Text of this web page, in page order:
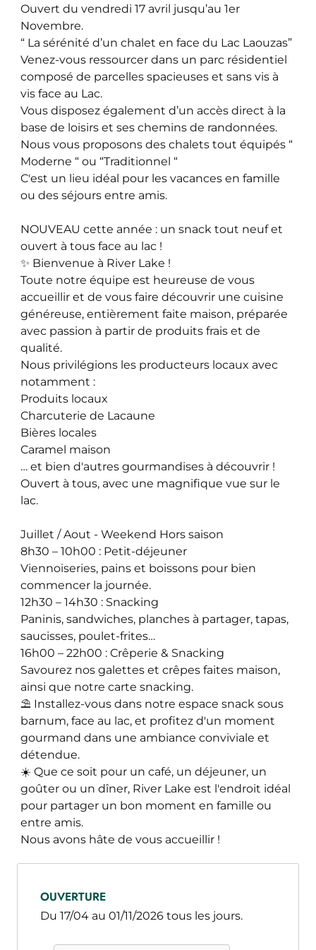
Ouvert du vendredi 17 avril jusqu’au 1er
Novembre.
“ La sérénité d’un chalet en face du Lac Laouzas”
Venez-vous ressourcer dans un parc résidentiel
composé de parcelles spacieuses et sans vis à
vis face au Lac.
Vous disposez également d’un accès direct à la
base de loisirs et ses chemins de randonnées.
Nous vous proposons des chalets tout équipés “
Moderne “ ou “Traditionnel “
C'est un lieu idéal pour les vacances en famille
ou des séjours entre amis.
NOUVEAU cette année : un snack tout neuf et
ouvert à tous face au lac !
✨ Bienvenue à River Lake !
Toute notre équipe est heureuse de vous
accueillir et de vous faire découvrir une cuisine
généreuse, entièrement faite maison, préparée
avec passion à partir de produits frais et de
qualité.
Nous privilégions les producteurs locaux avec
notamment :
Produits locaux
Charcuterie de Lacaune
Bières locales
Caramel maison
… et bien d'autres gourmandises à découvrir !
Ouvert à tous, avec une magnifique vue sur le
lac.
Juillet / Aout - Weekend Hors saison
8h30 – 10h00 : Petit-déjeuner
Viennoiseries, pains et boissons pour bien
commencer la journée.
12h30 – 14h30 : Snacking
Paninis, sandwiches, planches à partager, tapas,
saucisses, poulet-frites…
16h00 – 22h00 : Crêperie & Snacking
Savourez nos galettes et crêpes faites maison,
ainsi que notre carte snacking.
⛱️ Installez-vous dans notre espace snack sous
barnum, face au lac, et profitez d'un moment
gourmand dans une ambiance conviviale et
détendue.
☀️ Que ce soit pour un café, un déjeuner, un
goûter ou un dîner, River Lake est l'endroit idéal
pour partager un bon moment en famille ou
entre amis.
Nous avons hâte de vous accueillir !
OUVERTURE
Du 17/04 au 01/11/2026 tous les jours.